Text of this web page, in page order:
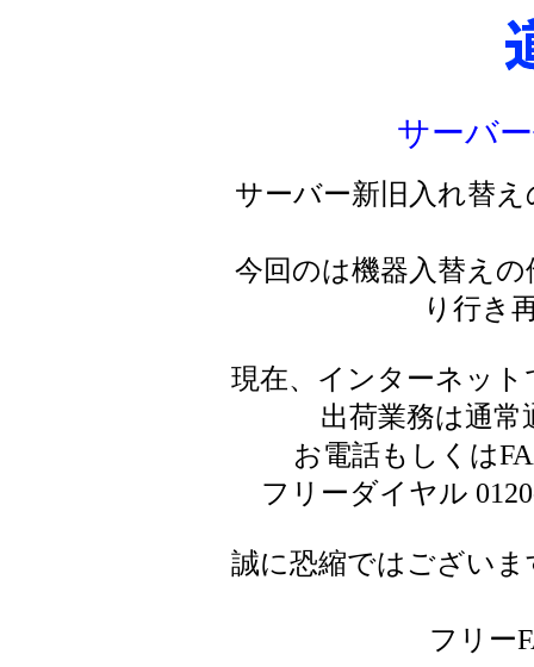
サーバ
サーバー新旧入れ替
今回のは機器入替え
り行き
現在、インターネッ
出荷業務は通
お電話もしくは
フリーダイヤル
誠に恐縮ではござい
フリー